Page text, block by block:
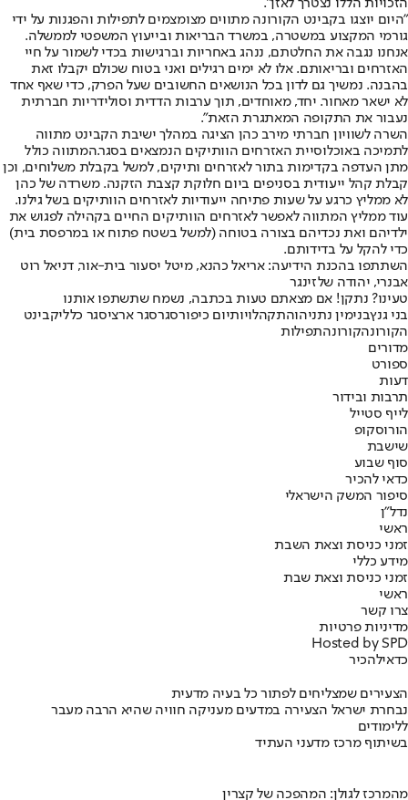
הזכויות הללו נצטרך לאזן".
"היום יוצגו בקבינט הקורונה מתווים מצומצמים לתפילות והפגנות על ידי
גורמי המקצוע במשטרה, במשרד הבריאות ובייעוץ המשפטי לממשלה.
אנחנו נגבה את החלטתם, ננהג באחריות וברגישות בכדי לשמור על חיי
האזרחים ובריאותם. אלו לא ימים רגילים ואני בטוח שכולם יקבלו זאת
בהבנה. נמשיך גם לדון בכל הנושאים החשובים שעל הפרק, כדי שאף אחד
לא ישאר מאחור. יחד, מאוחדים, תוך ערבות הדדית וסולידריות חברתית
נעבור את התקופה המאתגרת הזאת".
השרה לשוויון חברתי מירב כהן הציגה במהלך ישיבת הקבינט מתווה
לתמיכה באוכלוסיית האזרחים הוותיקים הנמצאים בסגר.המתווה כולל
מתן העדפה בקדימות בתור לאזרחים ותיקים, למשל בקבלת משלוחים, וכן
קבלת קהל ייעודית בסניפים ביום חלוקת קצבת הזקנה. משרדה של כהן
לא ממליץ כרגע על שעות פתיחה ייעודיות לאזרחים הוותיקים בשל גילנו.
עוד ממליץ המתווה לאפשר לאזרחים הוותיקים החיים בקהילה לפגוש את
ילדיהם ואת נכדיהם בצורה בטוחה (למשל בשטח פתוח או במרפסת בית)
כדי להקל על בדידותם.
השתתפו בהכנת הידיעה: אריאל כהנא, מיטל יסעור בית-אור, דניאל רוט
אבנרי, יהודה שלזינגר
טעינו? נתקן! אם מצאתם טעות בכתבה, נשמח שתשתפו אותנו
בני גנץבנימין נתניהוהתקהלויותיום כיפורסגרסגר ארציסגר כלליקבינט
הקורונהקורונהתפילות
מדורים
ספורט
דעות
תרבות ובידור
לייף סטייל
הורוסקופ
שישבת
סוף שבוע
כדאי להכיר
סיפור המשק הישראלי
נדל"ן
ראשי
זמני כניסת וצאת השבת
מידע כללי
זמני כניסת וצאת שבת
ראשי
צרו קשר
מדיניות פרטיות
Hosted by SPD
כדאילהכיר
הצעירים שמצליחים לפתור כל בעיה מדעית
נבחרת ישראל הצעירה במדעים מעניקה חוויה שהיא הרבה מעבר
ללימודים
בשיתוף מרכז מדעני העתיד
מהמרכז לגולן: המהפכה של קצרין